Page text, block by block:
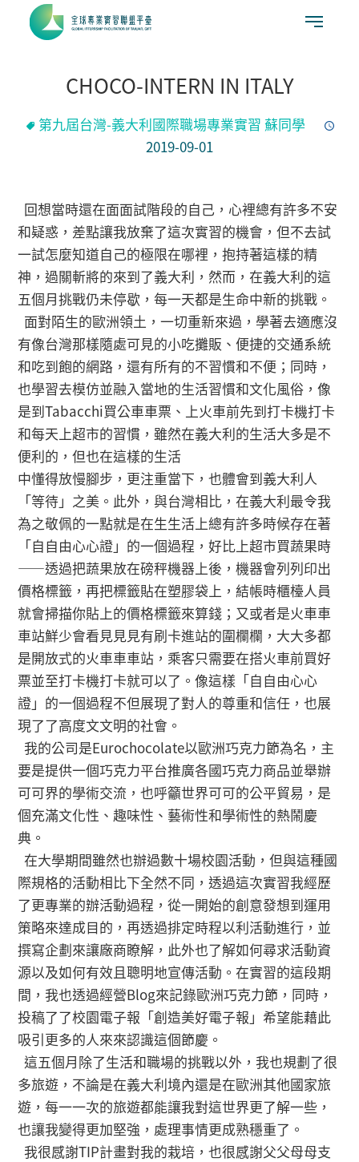
CHOCO-INTERN IN ITALY
第九屆台灣-義⼤利國際職場專業實習 蘇同學
2019-09-01
回想當時還在⾯面試階段的⾃己，心裡總有許多不安
和疑惑，差點讓我放棄了這次實習的機會，但不去試
一試怎麼知道自己的極限在哪裡，抱持著這樣的精
神，過關斬將的來到了義大利，然而，在義大利的這
五個月挑戰仍未停歇，每一天都是生命中新的挑戰。
面對陌生的歐洲領土，一切重新來過，學著去適應沒
有像台灣那樣隨處可見的小吃攤販、便捷的交通系統
和吃到飽的網路，還有所有的不習慣和不便；同時，
也學習去模仿並融入當地的生活習慣和文化風俗，像
是到Tabacchi買公⾞車票、上火車前先到打卡機打卡
和每天上超市的習慣，雖然在義大利的生活大多是不
便利的，但也在這樣的生活
中懂得放慢腳步，更注重當下，也體會到義大利人
「等待」之美。此外，與台灣相比，在義大利最令我
為之敬佩的一點就是在⽣生活上總有許多時候存在著
「⾃自由⼼心證」的一個過程，好比上超市買蔬果時
——透過把蔬果放在磅秤機器上後，機器會列列印出
價格標籤，再把標籤貼在塑膠袋上，結帳時櫃檯人員
就會掃描你貼上的價格標籤來算錢；又或者是火⾞車
車站鮮少會看⾒見見有刷卡進站的圍欄欄，⼤大多都
是開放式的火⾞車車站，乘客只需要在搭火車前買好
票並至打卡機打卡就可以了。像這樣「⾃自由⼼心
證」的⼀個過程不但展現了對人的尊重和信任，也展
現了了⾼度⽂文明的社會。
我的公司是Eurochocolate以歐洲巧克力節為名，主
要是提供一個巧克力平台推廣各國巧克力商品並舉辦
可可界的學術交流，也呼籲世界可可的公平貿易，是
個充滿文化性、趣味性、藝術性和學術性的熱鬧慶
典。
在大學期間雖然也辦過數十場校園活動，但與這種國
際規格的活動相比下全然不同，透過這次實習我經歷
了更專業的辦活動過程，從⼀開始的創意發想到運用
策略來達成目的，再透過排定時程以利活動進行，並
撰寫企劃來讓廠商瞭解，此外也了解如何尋求活動資
源以及如何有效且聰明地宣傳活動。在實習的這段期
間，我也透過經營Blog來記錄歐洲巧克力節，同時，
投稿了了校園電子報「創造美好電子報」希望能藉此
吸引更多的人來來認識這個節慶。
這五個月除了生活和職場的挑戰以外，我也規劃了很
多旅遊，不論是在義大利境內還是在歐洲其他國家旅
遊，每⼀一次的旅遊都能讓我對這世界更了解一些，
也讓我變得更加堅強，處理事情更成熟穩重了。
我很感謝TIP計畫對我的栽培，也很感謝⽗父⺟母⽀